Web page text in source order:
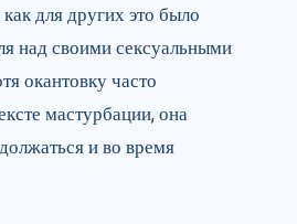
для других это было
над своими сексуальными
окантовку часто
мастурбации, она
и во время